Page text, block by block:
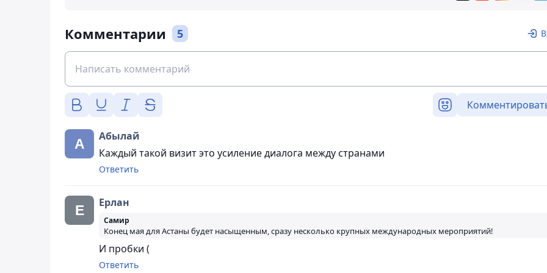
Комментарии 5
Абылай
Каждый такой визит это усиление диалога между странами
Ответить
Ерлан
Самир
Конец мая для Астаны будет насыщенным, сразу несколько крупных международных мероприятий!
И пробки (
Ответить